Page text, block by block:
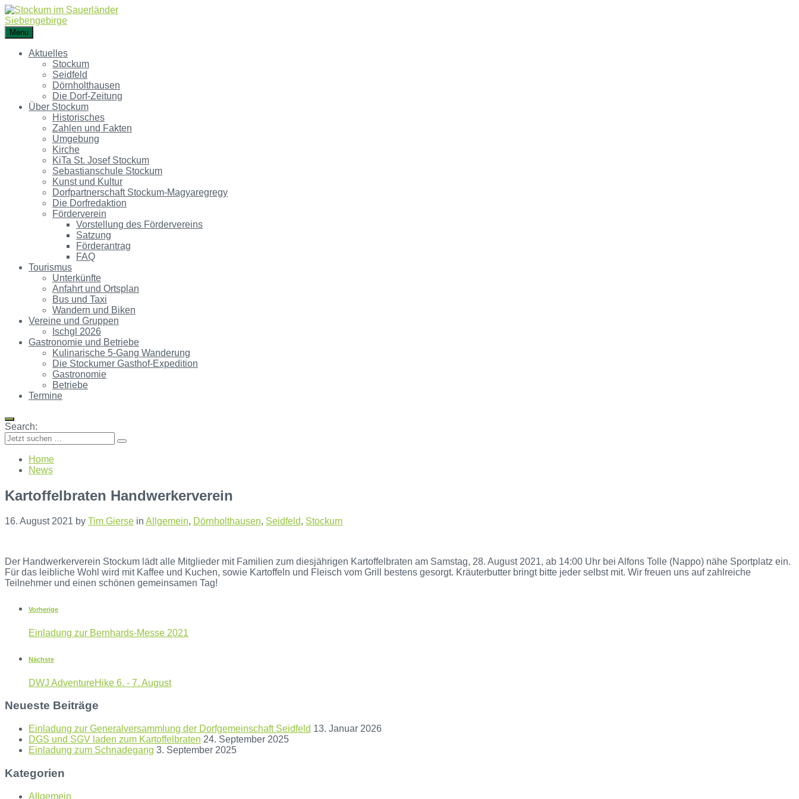
Menu
Aktuelles
Stockum
Seidfeld
Dörnholthausen
Die Dorf-Zeitung
Über Stockum
Historisches
Zahlen und Fakten
Umgebung
Kirche
KiTa St. Josef Stockum
Sebastianschule Stockum
Kunst und Kultur
Dorfpartnerschaft Stockum-Magyaregregy
Die Dorfredaktion
Förderverein
Vorstellung des Fördervereins
Satzung
Förderantrag
FAQ
Tourismus
Unterkünfte
Anfahrt und Ortsplan
Bus und Taxi
Wandern und Biken
Vereine und Gruppen
Ischgl 2026
Gastronomie und Betriebe
Kulinarische 5-Gang Wanderung
Die Stockumer Gasthof-Expedition
Gastronomie
Betriebe
Termine
Search:
Home
News
Kartoffelbraten Handwerkerverein
16. August 2021 by Tim Gierse in Allgemein, Dörnholthausen, Seidfeld, Stockum
Der Handwerkerverein Stockum lädt alle Mitglieder mit Familien zum diesjährigen Kartoffelbraten am Samstag, 28. August 2021, ab 14:00 Uhr bei Alfons Tolle (Nappo) nähe Sportplatz ein.
Für das leibliche Wohl wird mit Kaffee und Kuchen, sowie Kartoffeln und Fleisch vom Grill bestens gesorgt. Kräuterbutter bringt bitte jeder selbst mit. Wir freuen uns auf zahlreiche
Teilnehmer und einen schönen gemeinsamen Tag!
Vorherige
Einladung zur Bernhards-Messe 2021
Nächste
DWJ AdventureHike 6. - 7. August
Neueste Beiträge
Einladung zur Generalversammlung der Dorfgemeinschaft Seidfeld 13. Januar 2026
DGS und SGV laden zum Kartoffelbraten 24. September 2025
Einladung zum Schnadegang 3. September 2025
Kategorien
Allgemein